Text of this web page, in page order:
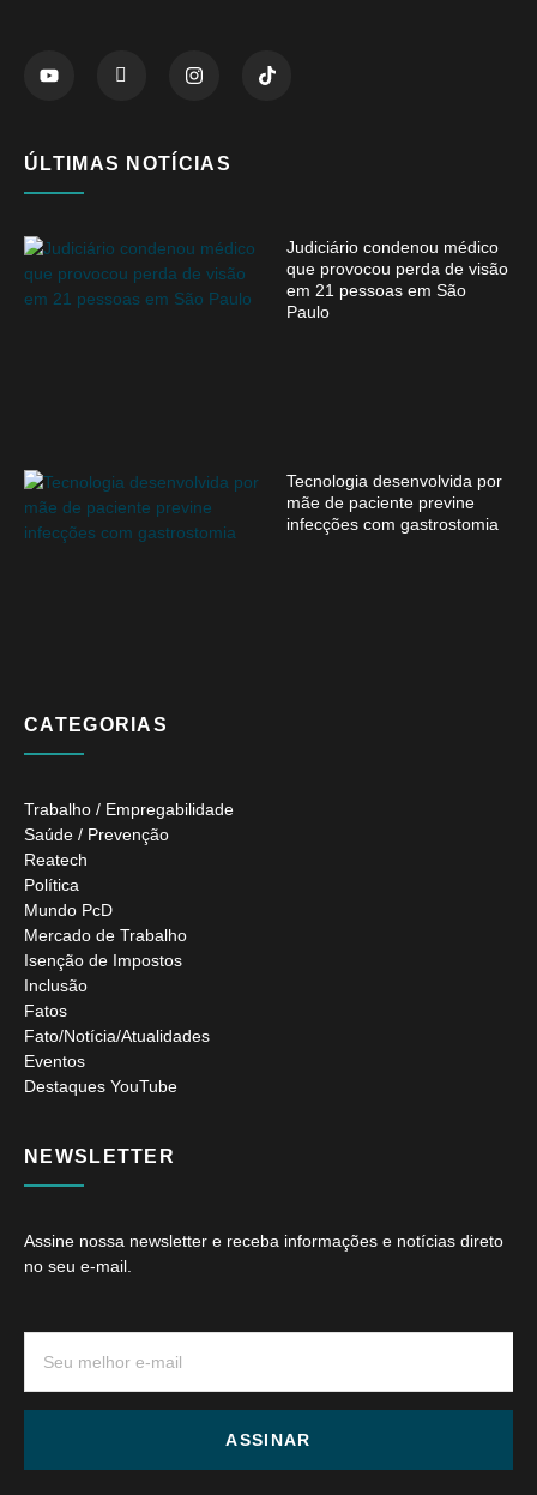
ÚLTIMAS NOTÍCIAS
Judiciário condenou médico
que provocou perda de visão
em 21 pessoas em São
Paulo
Tecnologia desenvolvida por
mãe de paciente previne
infecções com gastrostomia
CATEGORIAS
Trabalho / Empregabilidade
Saúde / Prevenção
Reatech
Política
Mundo PcD
Mercado de Trabalho
Isenção de Impostos
Inclusão
Fatos
Fato/Notícia/Atualidades
Eventos
Destaques YouTube
NEWSLETTER
Assine nossa newsletter e receba informações e notícias direto
no seu e-mail.
ASSINAR